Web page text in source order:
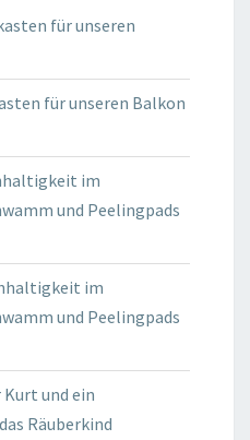
für unseren
für unseren Balkon
im
und Peelingpads
im
und Peelingpads
und ein
Räuberkind